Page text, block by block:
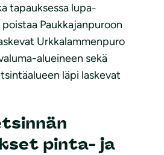
tapauksessa lupa-
Paukkajanpuroon
Urkkalammenpuro
alueineen sekä
läpi laskevat
pinta- ja